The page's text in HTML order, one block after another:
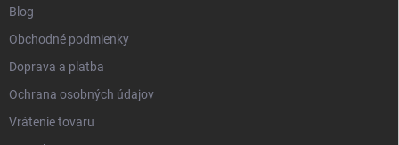
Blog
Obchodné podmienky
Doprava a platba
Ochrana osobných údajov
Vrátenie tovaru